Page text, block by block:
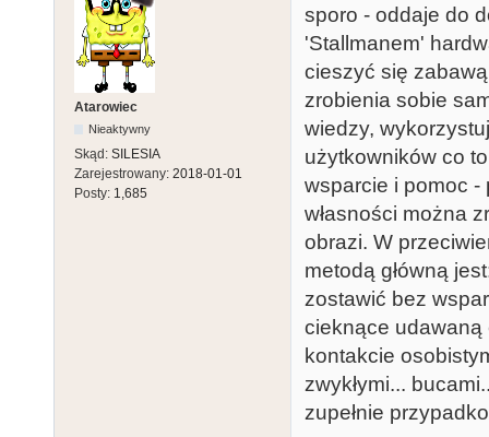
Atarowiec
Nieaktywny
Skąd: SILESIA
Zarejestrowany: 2018-01-01
Posty: 1,685
sporo - oddaje do
'Stallmanem'
cieszyć się
zrobienia sobie
wiedzy,
użytkowników co
wsparcie i pomoc -
własności można
obrazi. W
metodą główną
zostawić bez
cieknące udawaną
kontakcie
zwykłymi...
zupełnie